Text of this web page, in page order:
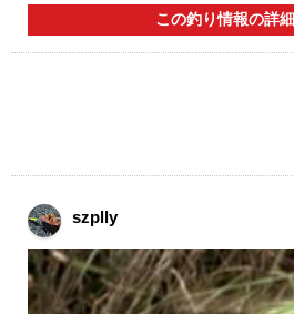
この釣り情報の詳
szplly